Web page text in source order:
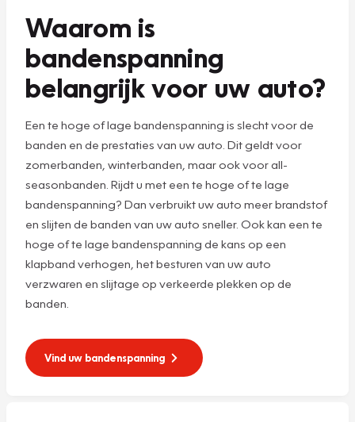
Waarom is
bandenspanning
belangrijk voor uw auto?
Een te hoge of lage bandenspanning is slecht voor de
banden en de prestaties van uw auto. Dit geldt voor
zomerbanden, winterbanden, maar ook voor all-
seasonbanden. Rijdt u met een te hoge of te lage
bandenspanning? Dan verbruikt uw auto meer brandstof
en slijten de banden van uw auto sneller. Ook kan een te
hoge of te lage bandenspanning de kans op een
klapband verhogen, het besturen van uw auto
verzwaren en slijtage op verkeerde plekken op de
banden.
Vind uw bandenspanning